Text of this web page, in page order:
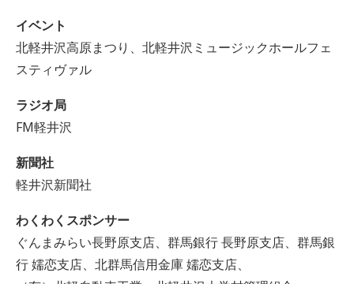
イベント
北軽井沢高原まつり、北軽井沢ミュージックホールフェ
スティヴァル
ラジオ局
FM軽井沢
新聞社
軽井沢新聞社
わくわくスポンサー
ぐんまみらい長野原支店、群馬銀行 長野原支店、群馬銀
行 嬬恋支店、北群馬信用金庫 嬬恋支店、